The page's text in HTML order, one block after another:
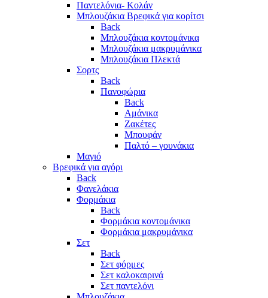
Παντελόνια- Κολάν
Μπλουζάκια Βρεφικά για κορίτσι
Back
Μπλουζάκια κοντομάνικα
Μπλουζάκια μακρυμάνικα
Μπλουζάκια Πλεκτά
Σορτς
Back
Πανοφώρια
Back
Αμάνικα
Ζακέτες
Μπουφάν
Παλτό – γουνάκια
Μαγιό
Βρεφικά για αγόρι
Back
Φανελάκια
Φορμάκια
Back
Φορμάκια κοντομάνικα
Φορμάκια μακρυμάνικα
Σετ
Back
Σετ φόρμες
Σετ καλοκαιρινά
Σετ παντελόνι